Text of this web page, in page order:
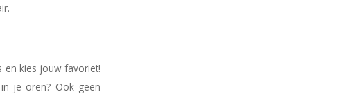
en kies jouw favoriet!
je oren? Ook geen